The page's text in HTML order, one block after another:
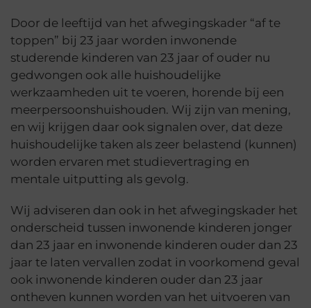
Door de leeftijd van het afwegingskader “af te
toppen” bij 23 jaar worden inwonende
studerende kinderen van 23 jaar of ouder nu
gedwongen ook alle huishoudelijke
werkzaamheden uit te voeren, horende bij een
meerpersoonshuishouden. Wij zijn van mening,
en wij krijgen daar ook signalen over, dat deze
huishoudelijke taken als zeer belastend (kunnen)
worden ervaren met studievertraging en
mentale uitputting als gevolg.
Wij adviseren dan ook in het afwegingskader het
onderscheid tussen inwonende kinderen jonger
dan 23 jaar en inwonende kinderen ouder dan 23
jaar te laten vervallen zodat in voorkomend geval
ook inwonende kinderen ouder dan 23 jaar
ontheven kunnen worden van het uitvoeren van